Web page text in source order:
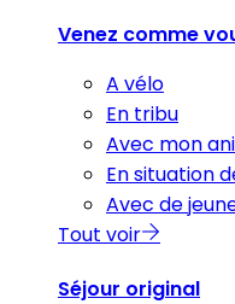
Venez comme
A vélo
En tribu
Avec mon
En situation
Avec de
Tout voir
Séjour original